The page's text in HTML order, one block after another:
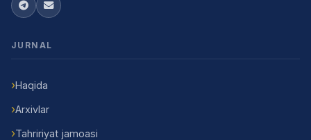
JURNAL
Haqida
Arxivlar
Tahririyat jamoasi